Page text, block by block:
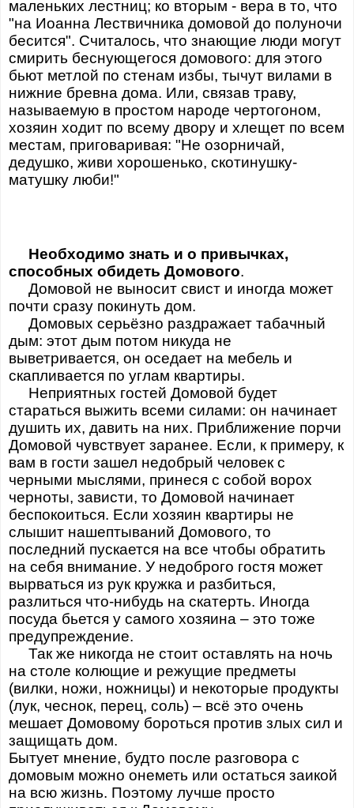
маленьких лестниц; ко вторым - вера в то, что
"на Иоанна Лествичника домовой до полуночи
бесится". Считалось, что знающие люди могут
смирить беснующегося домового: для этого
бьют метлой по стенам избы, тычут вилами в
нижние бревна дома. Или, связав траву,
называемую в простом народе чертогоном,
хозяин ходит по всему двору и хлещет по всем
местам, приговаривая: "Не озорничай,
дедушко, живи хорошенько, скотинушку-
матушку люби!"
Необходимо знать и о привычках,
способных обидеть Домового.
Домовой не выносит свист и иногда может
почти сразу покинуть дом.
Домовых серьёзно раздражает табачный
дым: этот дым потом никуда не
выветривается, он оседает на мебель и
скапливается по углам квартиры.
Неприятных гостей Домовой будет
стараться выжить всеми силами: он начинает
душить их, давить на них. Приближение порчи
Домовой чувствует заранее. Если, к примеру, к
вам в гости зашел недобрый человек с
черными мыслями, принеся с собой ворох
черноты, зависти, то Домовой начинает
беспокоиться. Если хозяин квартиры не
слышит нашептываний Домового, то
последний пускается на все чтобы обратить
на себя внимание. У недоброго гостя может
вырваться из рук кружка и разбиться,
разлиться что-нибудь на скатерть. Иногда
посуда бьется у самого хозяина – это тоже
предупреждение.
Так же никогда не стоит оставлять на ночь
на столе колющие и режущие предметы
(вилки, ножи, ножницы) и некоторые продукты
(лук, чеснок, перец, соль) – всё это очень
мешает Домовому бороться против злых сил и
защищать дом.
Бытует мнение, будто после разговора с
домовым можно онеметь или остаться заикой
на всю жизнь. Поэтому лучше просто